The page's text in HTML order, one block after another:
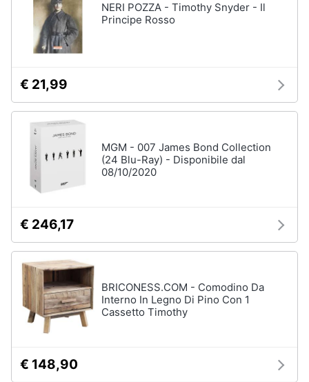
NERI POZZA - Timothy Snyder - Il
Principe Rosso
€ 21,99
MGM - 007 James Bond Collection
(24 Blu-Ray) - Disponibile dal
08/10/2020
€ 246,17
BRICONESS.COM - Comodino Da
Interno In Legno Di Pino Con 1
Cassetto Timothy
€ 148,90